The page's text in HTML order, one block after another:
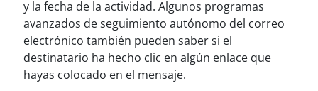
y la fecha de la actividad. Algunos programas
avanzados de seguimiento autónomo del correo
electrónico también pueden saber si el
destinatario ha hecho clic en algún enlace que
hayas colocado en el mensaje.